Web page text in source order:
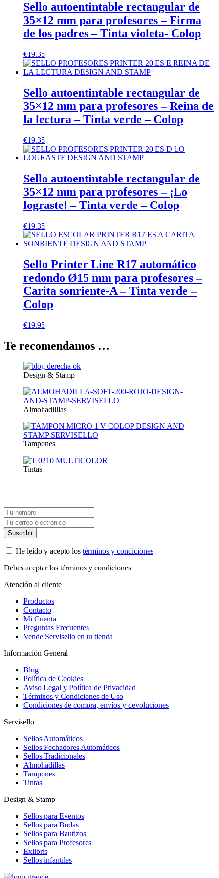
Sello autoentintable rectangular de
35×12 mm para profesores – Firma
de los padres – Tinta violeta- Colop
€19.35
Sello autoentintable rectangular de
35×12 mm para profesores – Reina de
la lectura – Tinta verde – Colop
€19.35
Sello autoentintable rectangular de
35×12 mm para profesores – ¡Lo
lograste! – Tinta verde – Colop
€19.35
Sello Printer Line R17 automático
redondo Ø15 mm para profesores –
Carita sonriente-A – Tinta verde –
Colop
€19.95
Te recomendamos …
Design & Stamp
Almohadilllas
Tampones
Tintas
He leído y acepto los términos y condiciones
Debes aceptar los términos y condiciones
Atención al cliente
Productos
Contacto
Mi Cuenta
Preguntas Frecuentes
Vende Servisello en tu tienda
Información General
Blog
Política de Cookies
Aviso Legal y Política de Privacidad
Términos y Condiciones de Uso
Condiciones de compra, envíos y devoluciones
Servisello
Sellos Automáticos
Sellos Fechadores Automáticos
Sellos Tradicionales
Almohadillas
Tampones
Tintas
Design & Stamp
Sellos para Eventos
Sellos para Bodas
Sellos para Bautizos
Sellos para Profesores
Exlibris
Sellos infantiles